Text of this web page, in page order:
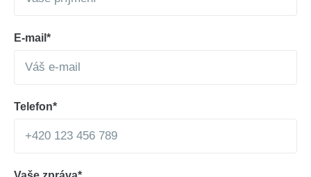
E-mail*
Telefon*